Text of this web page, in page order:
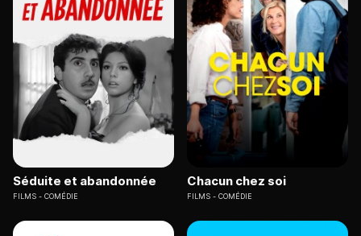
Séduite et abandonnée
FILMS COMÉDIE
Chacun chez soi
FILMS COMÉDIE